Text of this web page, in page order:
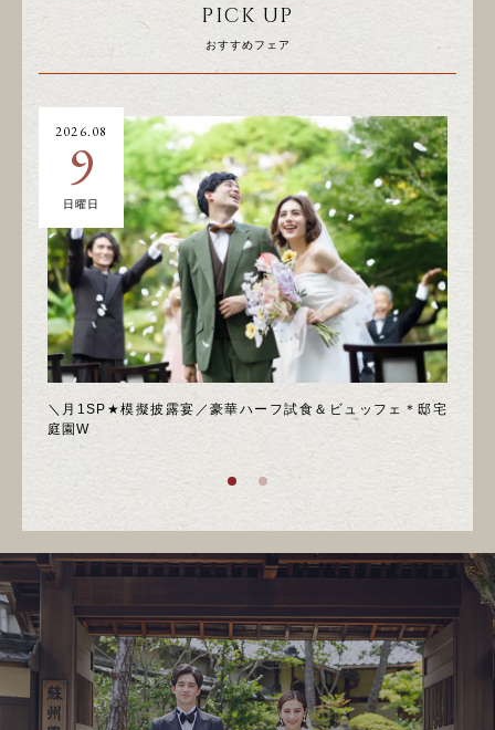
PICK UP
おすすめフェア
＼月1SP★模擬披露宴／豪華ハーフ試食＆ビュッフェ＊邸宅
庭園W
2026.08
9
日曜日